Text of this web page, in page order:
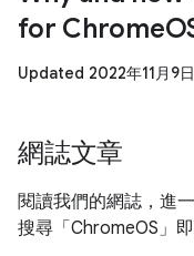
for
Updated 2022年11月9日
網誌文章
閱讀我們的網誌，進
搜尋「ChromeOS」即